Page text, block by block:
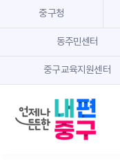
중구청
동주민센터
중구교육지원센터